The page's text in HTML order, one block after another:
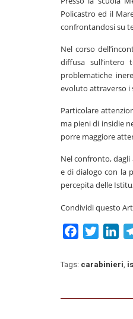
Policastro ed il
confrontandosi su
Nel corso
diffusa sull’intero
problematiche
evoluto attraverso i
Particolare
ma pieni di insidie
porre maggiore
Nel confronto,
e di dialogo con la
percepita delle
Condividi questo
FacebookTwitter
Tags: carabinieri,